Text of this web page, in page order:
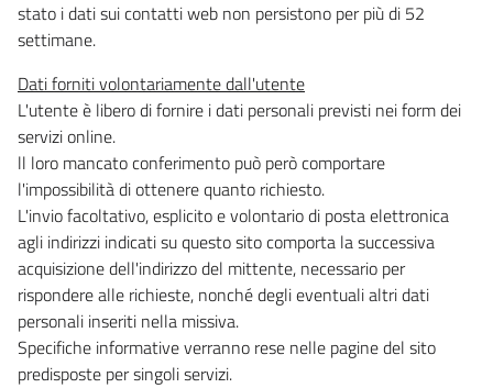
stato i dati sui contatti web non persistono per più di 52
settimane.
Dati forniti volontariamente dall'utente
L'utente è libero di fornire i dati personali previsti nei form dei
servizi online.
ll loro mancato conferimento può però comportare
l'impossibilità di ottenere quanto richiesto.
L'invio facoltativo, esplicito e volontario di posta elettronica
agli indirizzi indicati su questo sito comporta la successiva
acquisizione dell'indirizzo del mittente, necessario per
rispondere alle richieste, nonché degli eventuali altri dati
personali inseriti nella missiva.
Specifiche informative verranno rese nelle pagine del sito
predisposte per singoli servizi.